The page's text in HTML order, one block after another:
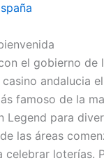
el gobierno
andalucia
famoso de la
Legend para
las áreas
loterías.